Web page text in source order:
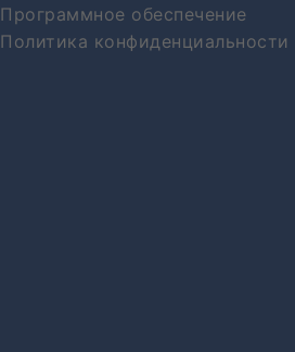
Программное обеспечение
Политика конфиденциальности